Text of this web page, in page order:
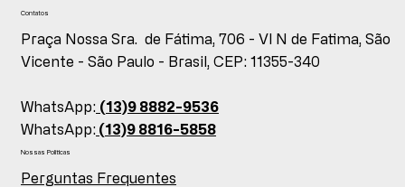
Contatos
Praça Nossa Sra. de Fátima, 706 - Vl N de Fatima, São
Vicente - São Paulo - Brasil, CEP: 11355-340
WhatsApp: (13)9 8882-9536
WhatsApp: (13)9 8816-5858
Nossas Políticas
Perguntas Frequentes